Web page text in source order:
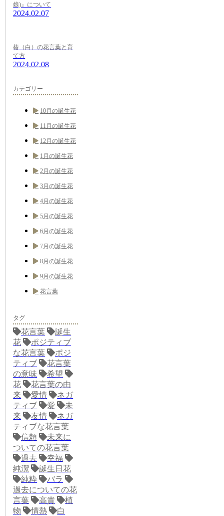
娘)』について
2024.02.07
椿（白）の花言葉と育
て方
2024.02.08
カテゴリー
10月の誕生花
11月の誕生花
12月の誕生花
1月の誕生花
2月の誕生花
3月の誕生花
4月の誕生花
5月の誕生花
6月の誕生花
7月の誕生花
8月の誕生花
9月の誕生花
花言葉
タグ
花言葉
誕生
花
ポジティブ
な花言葉
ポジ
ティブ
花言葉
の意味
希望
花
花言葉の由
来
愛情
ネガ
ティブ
愛
未
来
友情
ネガ
ティブな花言葉
信頼
未来に
ついての花言葉
過去
幸福
純潔
誕生日花
純粋
バラ
過去についての花
言葉
高貴
植
物
情熱 白